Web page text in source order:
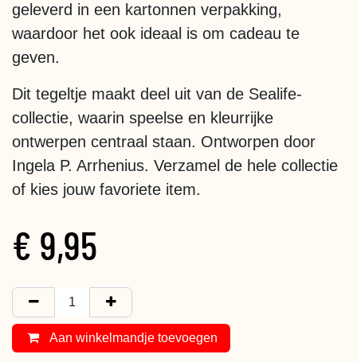
geleverd in een kartonnen verpakking,
waardoor het ook ideaal is om cadeau te
geven.
Dit tegeltje maakt deel uit van de Sealife-
collectie, waarin speelse en kleurrijke
ontwerpen centraal staan. Ontworpen door
Ingela P. Arrhenius. Verzamel de hele collectie
of kies jouw favoriete item.
€ 9,95
Aan winkelmandje toevoegen